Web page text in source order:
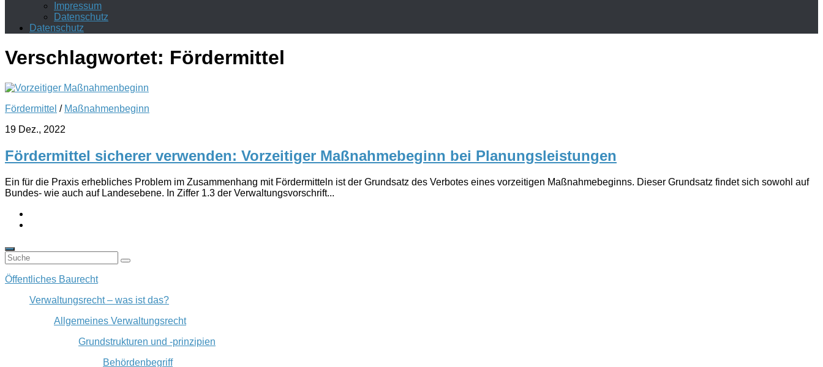
Impressum
Datenschutz
Datenschutz
Verschlagwortet: Fördermittel
Fördermittel / Maßnahmenbeginn
19 Dez., 2022
Fördermittel sicherer verwenden: Vorzeitiger Maßnahmebeginn bei Planungsleistungen
Ein für die Praxis erhebliches Problem im Zusammenhang mit Fördermitteln ist der Grundsatz des Verbotes eines vorzeitigen Maßnahmebeginns. Dieser Grundsatz findet sich sowohl auf
Bundes- wie auch auf Landesebene. In Ziffer 1.3 der Verwaltungsvorschrift...
Öffentliches Baurecht
Verwaltungsrecht – was ist das?
Allgemeines Verwaltungsrecht
Grundstrukturen und -prinzipien
Behördenbegriff